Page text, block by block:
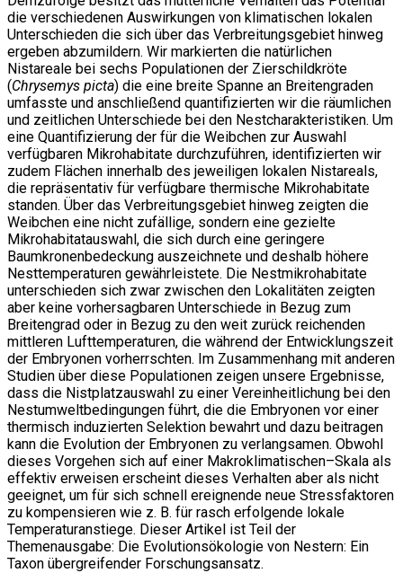
die verschiedenen Auswirkungen von klimatischen lokalen
Unterschieden die sich über das Verbreitungsgebiet hinweg
ergeben abzumildern. Wir markierten die natürlichen
Nistareale bei sechs Populationen der Zierschildkröte
(Chrysemys picta) die eine breite Spanne an Breitengraden
umfasste und anschließend quantifizierten wir die räumlichen
und zeitlichen Unterschiede bei den Nestcharakteristiken. Um
eine Quantifizierung der für die Weibchen zur Auswahl
verfügbaren Mikrohabitate durchzuführen, identifizierten wir
zudem Flächen innerhalb des jeweiligen lokalen Nistareals,
die repräsentativ für verfügbare thermische Mikrohabitate
standen. Über das Verbreitungsgebiet hinweg zeigten die
Weibchen eine nicht zufällige, sondern eine gezielte
Mikrohabitatauswahl, die sich durch eine geringere
Baumkronenbedeckung auszeichnete und deshalb höhere
Nesttemperaturen gewährleistete. Die Nestmikrohabitate
unterschieden sich zwar zwischen den Lokalitäten zeigten
aber keine vorhersagbaren Unterschiede in Bezug zum
Breitengrad oder in Bezug zu den weit zurück reichenden
mittleren Lufttemperaturen, die während der Entwicklungszeit
der Embryonen vorherrschten. Im Zusammenhang mit anderen
Studien über diese Populationen zeigen unsere Ergebnisse,
dass die Nistplatzauswahl zu einer Vereinheitlichung bei den
Nestumweltbedingungen führt, die die Embryonen vor einer
thermisch induzierten Selektion bewahrt und dazu beitragen
kann die Evolution der Embryonen zu verlangsamen. Obwohl
dieses Vorgehen sich auf einer Makroklimatischen–Skala als
effektiv erweisen erscheint dieses Verhalten aber als nicht
geeignet, um für sich schnell ereignende neue Stressfaktoren
zu kompensieren wie z. B. für rasch erfolgende lokale
Temperaturanstiege. Dieser Artikel ist Teil der
Themenausgabe: Die Evolutionsökologie von Nestern: Ein
Taxon übergreifender Forschungsansatz.